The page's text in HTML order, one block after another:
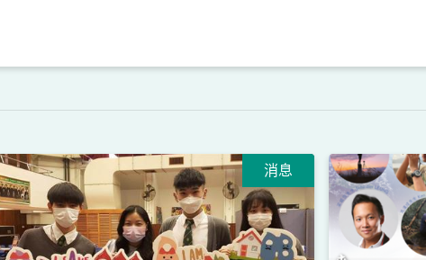
消息